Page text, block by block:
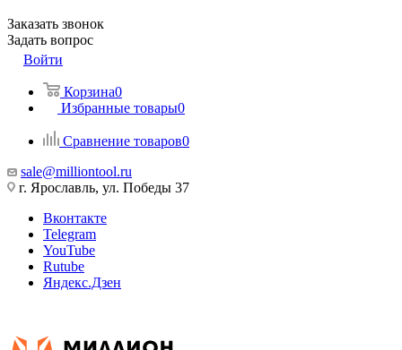
Заказать звонок
Задать вопрос
Войти
Корзина0
Избранные товары0
Сравнение товаров0
sale@milliontool.ru
г. Ярославль, ул. Победы 37
Вконтакте
Telegram
YouTube
Rutube
Яндекс.Дзен